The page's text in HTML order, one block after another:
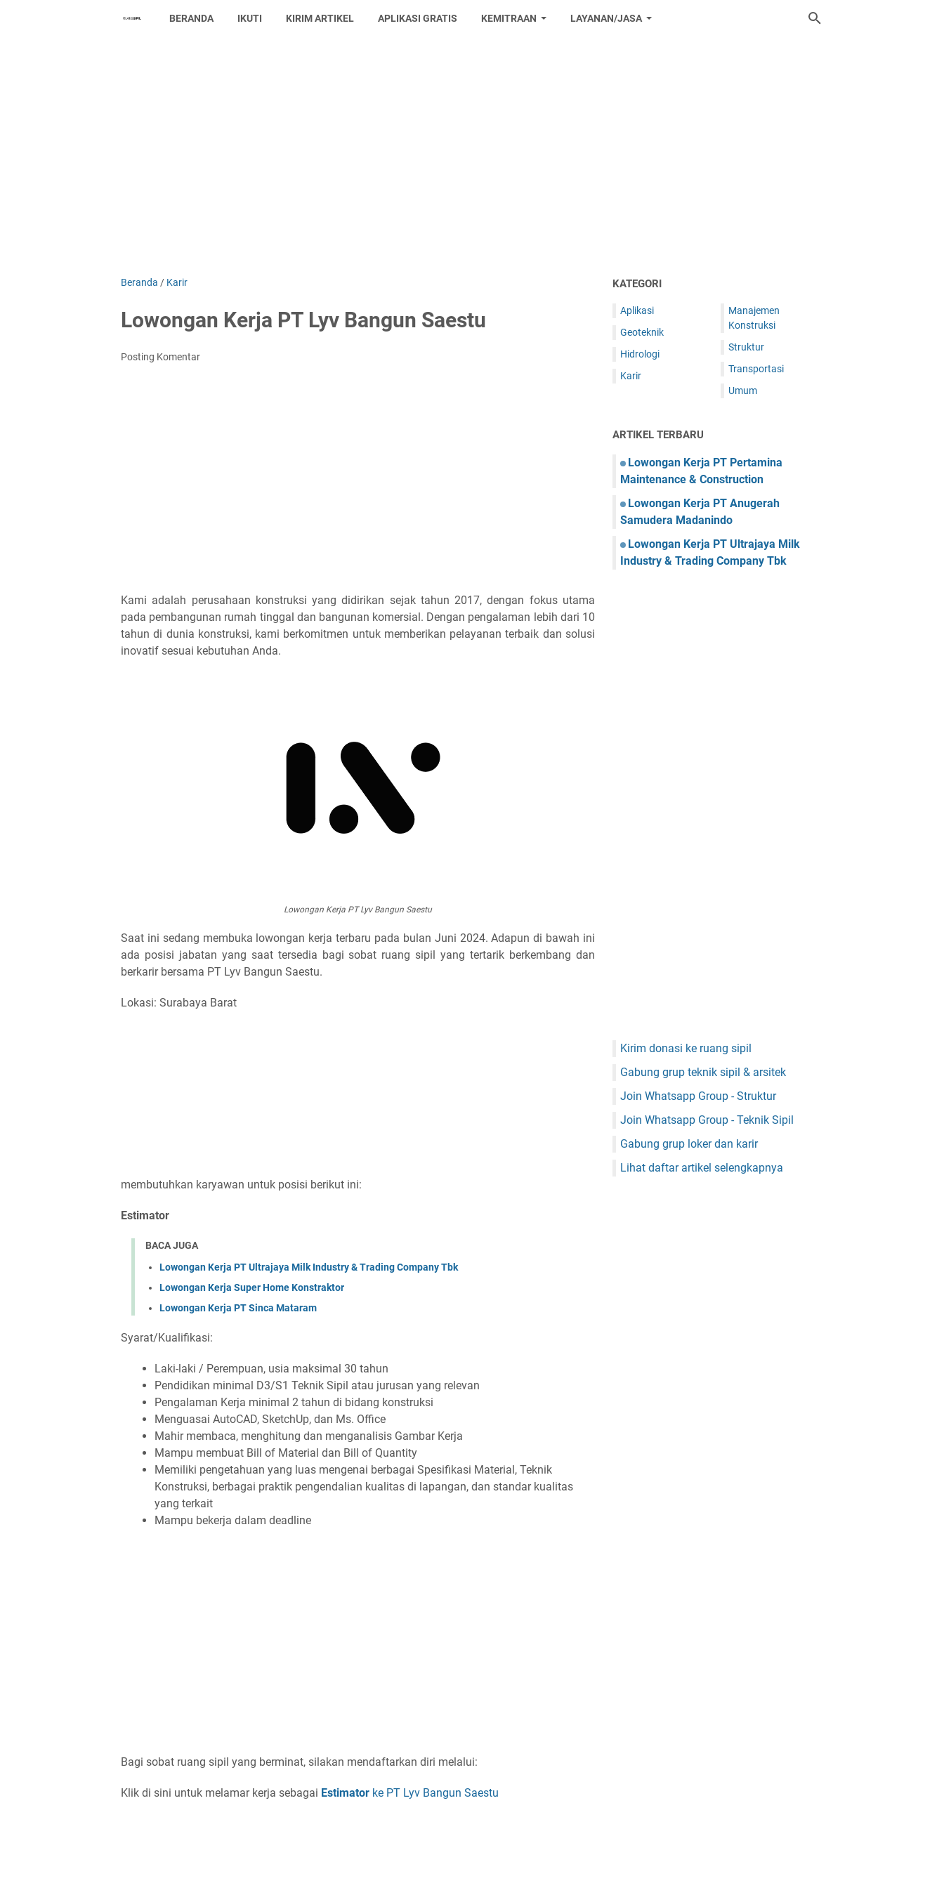
BERANDA IKUTI KIRIM ARTIKEL APLIKASI GRATIS KEMITRAAN LAYANAN/JASA
Beranda / Karir
Lowongan Kerja PT Lyv Bangun Saestu
Posting Komentar
Kami adalah perusahaan konstruksi yang didirikan sejak tahun 2017, dengan fokus utama
pada pembangunan rumah tinggal dan bangunan komersial. Dengan pengalaman lebih dari 10
tahun di dunia konstruksi, kami berkomitmen untuk memberikan pelayanan terbaik dan solusi
inovatif sesuai kebutuhan Anda.
Lowongan Kerja PT Lyv Bangun Saestu
Saat ini sedang membuka lowongan kerja terbaru pada bulan Juni 2024. Adapun di bawah ini
ada posisi jabatan yang saat tersedia bagi sobat ruang sipil yang tertarik berkembang dan
berkarir bersama PT Lyv Bangun Saestu.
Lokasi: Surabaya Barat
membutuhkan karyawan untuk posisi berikut ini:
Estimator
BACA JUGA
Lowongan Kerja PT Ultrajaya Milk Industry & Trading Company Tbk
Lowongan Kerja Super Home Konstraktor
Lowongan Kerja PT Sinca Mataram
Syarat/Kualifikasi:
Laki-laki / Perempuan, usia maksimal 30 tahun
Pendidikan minimal D3/S1 Teknik Sipil atau jurusan yang relevan
Pengalaman Kerja minimal 2 tahun di bidang konstruksi
Menguasai AutoCAD, SketchUp, dan Ms. Office
Mahir membaca, menghitung dan menganalisis Gambar Kerja
Mampu membuat Bill of Material dan Bill of Quantity
Memiliki pengetahuan yang luas mengenai berbagai Spesifikasi Material, Teknik
Konstruksi, berbagai praktik pengendalian kualitas di lapangan, dan standar kualitas
yang terkait
Mampu bekerja dalam deadline
Bagi sobat ruang sipil yang berminat, silakan mendaftarkan diri melalui:
Klik di sini untuk melamar kerja sebagai Estimator ke PT Lyv Bangun Saestu
KATEGORI
Aplikasi
Geoteknik
Hidrologi
Karir
Manajemen
Konstruksi
Struktur
Transportasi
Umum
ARTIKEL TERBARU
Lowongan Kerja PT Pertamina
Maintenance & Construction
Lowongan Kerja PT Anugerah
Samudera Madanindo
Lowongan Kerja PT Ultrajaya Milk
Industry & Trading Company Tbk
Kirim donasi ke ruang sipil
Gabung grup teknik sipil & arsitek
Join Whatsapp Group - Struktur
Join Whatsapp Group - Teknik Sipil
Gabung grup loker dan karir
Lihat daftar artikel selengkapnya